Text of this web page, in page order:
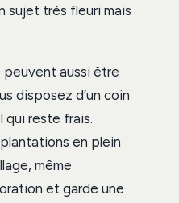
sujet très fleuri mais
aussi être
disposez d’un coin
qui reste frais.
en plein
même
et garde une